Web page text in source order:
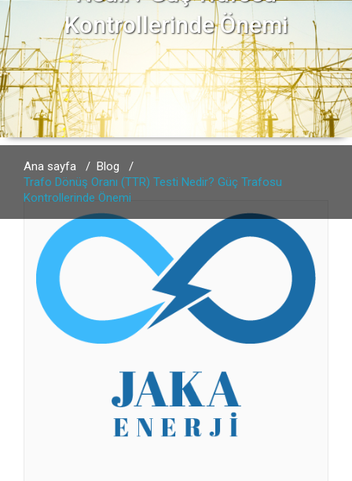
Kontrollerinde Önemi
Ana sayfa / Blog /
Trafo Dönüş Oranı (TTR) Testi Nedir? Güç Trafosu
Kontrollerinde Önemi